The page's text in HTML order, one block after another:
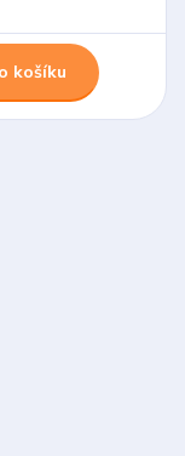
košíku